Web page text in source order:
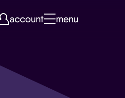
account menu